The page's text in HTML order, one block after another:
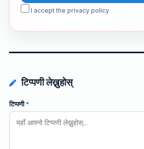
I accept the privacy policy
टिप्पणी लेख्नुहोस्
टिप्पणी*